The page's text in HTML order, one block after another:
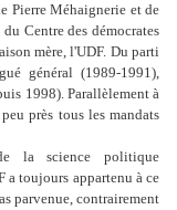
Pierre Méhaignerie et de
Centre des démocrates
mère, l'UDF. Du parti
général (1989-1991),
1998). Parallèlement à
près tous les mandats
la science politique
a toujours appartenu à ce
parvenue, contrairement